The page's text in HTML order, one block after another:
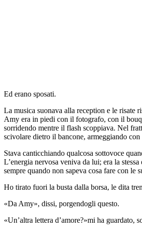
Ed erano sposati.
La musica suonava alla reception e le risate
Amy era in piedi con il fotografo, con il
sorridendo mentre il flash scoppiava. Nel
scivolare dietro il bancone, armeggiando con
Stava canticchiando qualcosa sottovoce
L’energia nervosa veniva da lui; era la stessa
sempre quando non sapeva cosa fare con le
Ho tirato fuori la busta dalla borsa, le dita
«Da Amy», dissi, porgendogli questo.
«Un’altra lettera d’amore?»mi ha guardato,